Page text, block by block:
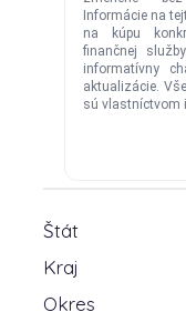
Štát
Kraj
Okres